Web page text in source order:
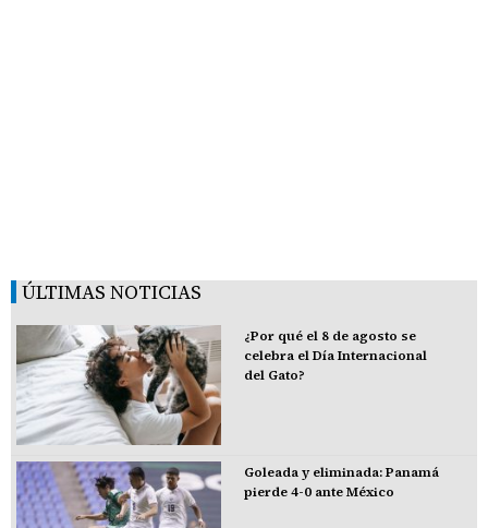
ÚLTIMAS NOTICIAS
¿Por qué el 8 de agosto se
celebra el Día Internacional
del Gato?
Goleada y eliminada: Panamá
pierde 4-0 ante México